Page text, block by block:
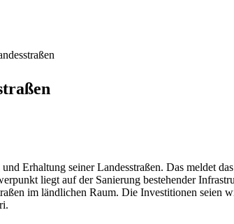
Erhaltung seiner Landesstraßen. Das meldet
liegt auf der Sanierung bestehender
im ländlichen Raum. Die Investitionen